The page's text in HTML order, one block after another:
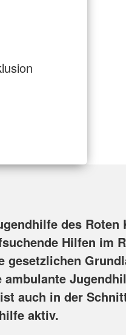
des Roten
Hilfen im
gesetzlichen
ambulante
auch in der
aktiv.